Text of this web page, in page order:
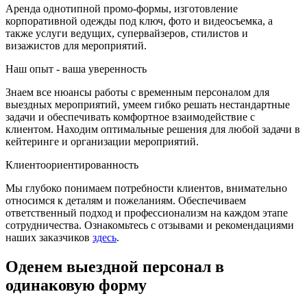
Аренда однотипной промо-формы, изготовление
корпоративной одежды под ключ, фото и видеосъемка, а
также услуги ведущих, супервайзеров, стилистов и
визажистов для мероприятий.
Наш опыт - ваша уверенность
Знаем все нюансы работы с временным персоналом для
выездных мероприятий, умеем гибко решать нестандартные
задачи и обеспечивать комфортное взаимодействие с
клиентом. Находим оптимальные решения для любой задачи в
кейтеринге и организации мероприятий.
Клиентоориентированность
Мы глубоко понимаем потребности клиентов, внимательно
относимся к деталям и пожеланиям. Обеспечиваем
ответственный подход и профессионализм на каждом этапе
сотрудничества. Ознакомьтесь с отзывами и рекомендациями
наших заказчиков здесь.
Оденем выездной персонал в
одинаковую форму